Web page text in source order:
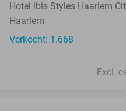
Hotel ibis Styles Haarlem
Haarlem
Verkocht: 1.668
Excl.